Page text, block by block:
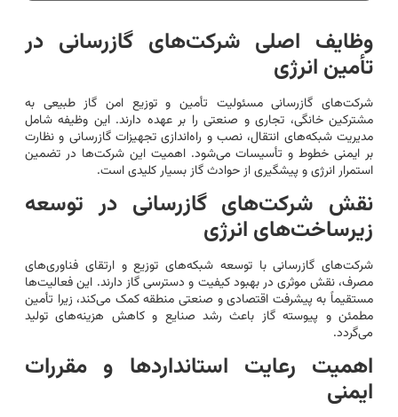
وظایف اصلی شرکت‌های گازرسانی در
تأمین انرژی
شرکت‌های گازرسانی مسئولیت تأمین و توزیع امن گاز طبیعی به
مشترکین خانگی، تجاری و صنعتی را بر عهده دارند. این وظیفه شامل
مدیریت شبکه‌های انتقال، نصب و راه‌اندازی تجهیزات گازرسانی و نظارت
بر ایمنی خطوط و تأسیسات می‌شود. اهمیت این شرکت‌ها در تضمین
استمرار انرژی و پیشگیری از حوادث گاز بسیار کلیدی است.
نقش شرکت‌های گازرسانی در توسعه
زیرساخت‌های انرژی
شرکت‌های گازرسانی با توسعه شبکه‌های توزیع و ارتقای فناوری‌های
مصرف، نقش موثری در بهبود کیفیت و دسترسی گاز دارند. این فعالیت‌ها
مستقیماً به پیشرفت اقتصادی و صنعتی منطقه کمک می‌کند، زیرا تأمین
مطمئن و پیوسته گاز باعث رشد صنایع و کاهش هزینه‌های تولید
می‌گردد.
اهمیت رعایت استانداردها و مقررات
ایمنی